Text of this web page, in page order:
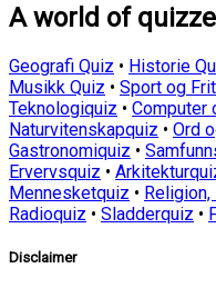
A world of
Geografi Quiz • Historie
Musikk Quiz • Sport og
Teknologiquiz • Computer
Naturvitenskapquiz • Ord
Gastronomiquiz •
Ervervsquiz •
Mennesketquiz •
Radioquiz • Sladderquiz •
Disclaimer